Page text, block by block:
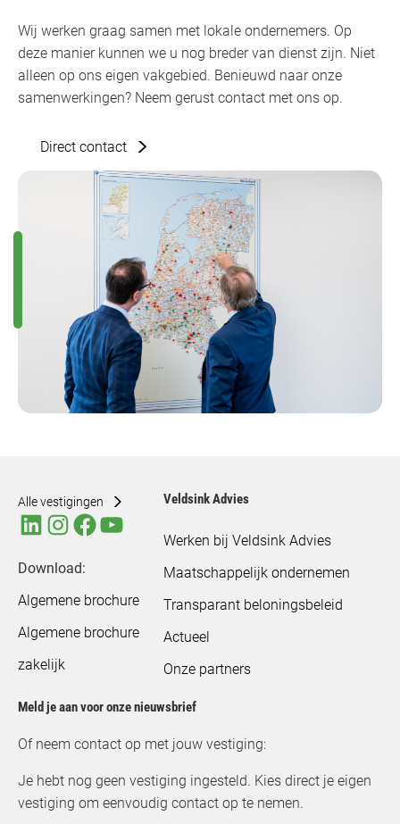
Wij werken graag samen met lokale ondernemers. Op
deze manier kunnen we u nog breder van dienst zijn. Niet
alleen op ons eigen vakgebied. Benieuwd naar onze
samenwerkingen? Neem gerust contact met ons op.
Direct contact
Alle vestigingen
Download:
Algemene brochure
Algemene brochure
zakelijk
Veldsink Advies
Werken bij Veldsink Advies
Maatschappelijk ondernemen
Transparant beloningsbeleid
Actueel
Onze partners
Meld je aan voor onze nieuwsbrief
Of neem contact op met jouw vestiging:
Je hebt nog geen vestiging ingesteld. Kies direct je eigen
vestiging om eenvoudig contact op te nemen.